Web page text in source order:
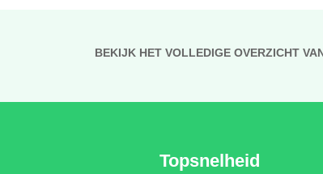
BEKIJK HET VOLLEDIGE OVERZICHT
Topsnelheid